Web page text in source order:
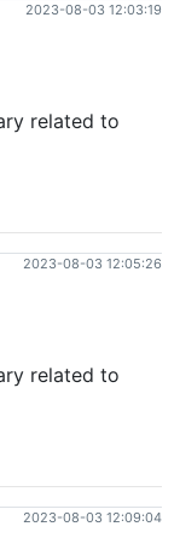
2023-08-03 12:03:19
related to
2023-08-03 12:05:26
related to
2023-08-03 12:09:04